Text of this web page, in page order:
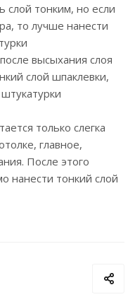
слой тонким, но если
то лучше нанести
высыхания слоя
слой шпаклевки,
только слегка
главное,
После этого
нанести тонкий слой